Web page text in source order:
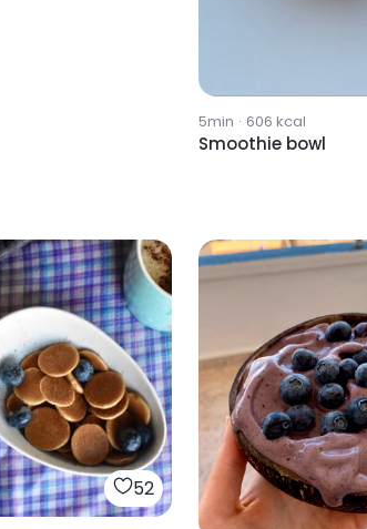
5min · 606 kcal
Smoothie bowl
52